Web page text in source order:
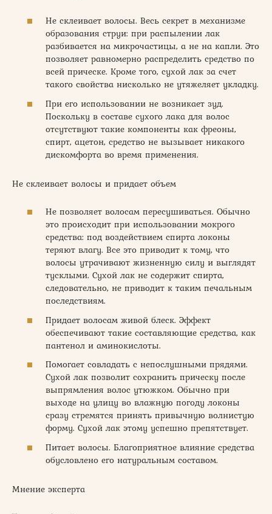
Не склеивает волосы. Весь секрет в механизме
образования струи: при распылении лак
разбивается на микрочастицы, а не на капли. Это
позволяет равномерно распределить средство по
всей прическе. Кроме того, сухой лак за счет
такого свойства нисколько не утяжеляет укладку.
При его использовании не возникает зуд.
Поскольку в составе сухого лака для волос
отсутствуют такие компоненты как фреоны,
спирт, ацетон, средство не вызывает никакого
дискомфорта во время применения.
Не склеивает волосы и придает объем
Не позволяет волосам пересушиваться. Обычно
это происходит при использовании мокрого
средства: под воздействием спирта локоны
теряют влагу. Все это приводит к тому, что
волосы утрачивают жизненную силу и выглядят
тусклыми. Сухой лак не содержит спирта,
следовательно, не приводит к таким печальным
последствиям.
Придает волосам живой блеск. Эффект
обеспечивают такие составляющие средства, как
пантенол и аминокислоты.
Помогает совладать с непослушными прядями.
Сухой лак позволит сохранить прическу после
выпрямления волос утюжком. Обычно при
выходе на улицу во влажную погоду локоны
сразу стремятся принять привычную волнистую
форму. Сухой лак этому успешно препятствует.
Питает волосы. Благоприятное влияние средства
обусловлено его натуральным составом.
Мнение эксперта